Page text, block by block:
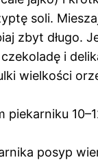
soli.
zbyt długo.
i
wielkości
piekarniku
posyp